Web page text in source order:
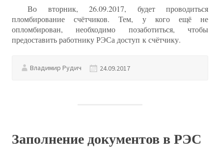
Во вторник, 26.09.2017, будет проводиться
пломбирование счётчиков. Тем, у кого ещё не
опломбирован, необходимо позаботиться, чтобы
предоставить работнику РЭСа доступ к счётчику.
Владимир Рудич 24.09.2017
Заполнение документов в РЭС